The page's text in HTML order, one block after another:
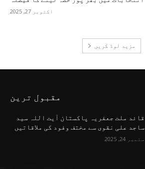
اکتوبر 27, 2025
مزید لوڈ کریں
مقبول ترین
قائد ملت جعفریہ پاکستان آیت اللہ سید
ساجد علی نقوی سے مختف وفود کی ملاقاتیں
ستمبر 24, 2025